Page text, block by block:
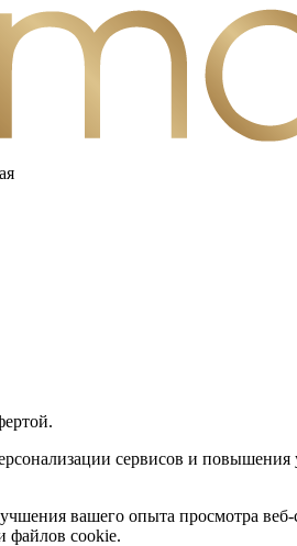
сервисов и повышения
вашего опыта просмотра
файлов cookie.